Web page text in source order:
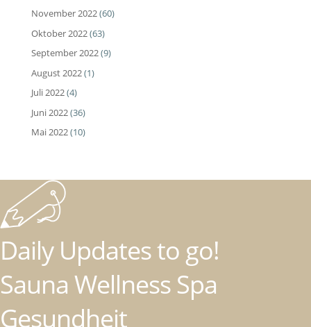
November 2022(60)
Oktober 2022(63)
September 2022(9)
August 2022(1)
Juli 2022(4)
Juni 2022(36)
Mai 2022(10)
Daily Updates to go!
Sauna Wellness Spa
Gesundheit